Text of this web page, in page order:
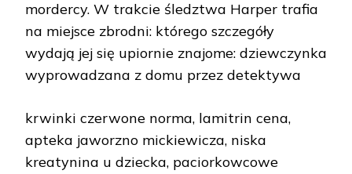
mordercy. W trakcie śledztwa Harper trafia
na miejsce zbrodni: którego szczegóły
wydają jej się upiornie znajome: dziewczynka
wyprowadzana z domu przez detektywa
krwinki czerwone norma, lamitrin cena,
apteka jaworzno mickiewicza, niska
kreatynina u dziecka, paciorkowcowe